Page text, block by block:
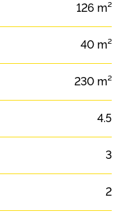
126 m²
40 m²
230 m²
4.5
3
2